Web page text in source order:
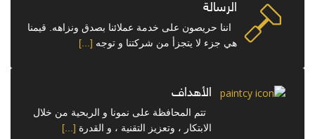
الرسالة
اننا حريصون على خدمة عملائنا بصدق ونزاهه. قيمنا
هي جزء لا يتجزأ من شركتنا و توجه [...]
الأهداف
تتم المحافظة على نمونا و الربحية من خلال
الابتكار ، وتعزيز التقنية ، و القدرة [...]